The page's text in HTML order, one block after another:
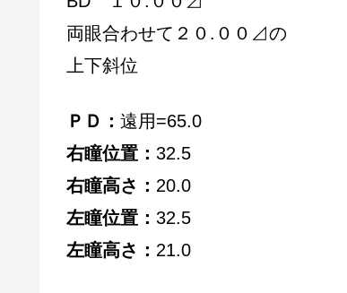
両眼合わせて２０.００⊿の
上下斜位
ＰＤ： 遠用=65.0
右瞳位置： 32.5
右瞳高さ： 20.0
左瞳位置： 32.5
左瞳高さ： 21.0